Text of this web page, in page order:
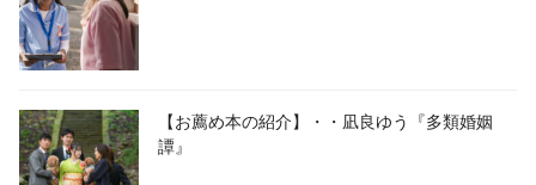
【お薦め本の紹介】・・凪良ゆう『多類婚姻
譚』